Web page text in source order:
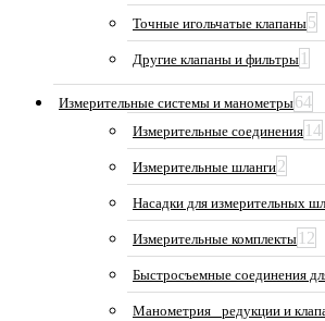
Точные игольчатые клапаны5
Другие клапаны и фильтры 1
Измерительные системы и манометры64
Измерительные соединения 14
Измерительные шланги2
Насадки для измерительных
Измерительные комплекты 12
Быстросъемные соединения
Манометрия_ редукции и